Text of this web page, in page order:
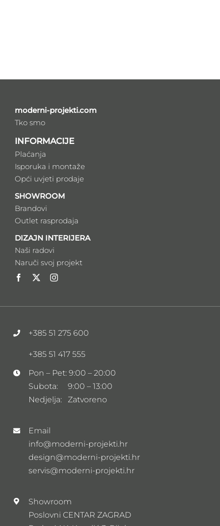
moderni-projekti.com
Tko smo
INFORMACIJE
Plaćanja
Isporuka i montaže
Opći uvjeti prodaje
SHOWROOM
Brandovi
Outlet rasprodaja
DIZAJN INTERIJERA
Naši radovi
Naruči svoj projekt
+385 51 275 600
+385 51 417 555
Pon – Pet: 9:00 – 20:00
Subota: 9:00 – 13:00
Nedjelja: Zatvoreno
Email
info@moderni-projekti.hr
design@moderni-projekti.hr
servis@moderni-projekti.hr
Showroom
Poslovni CENTAR ZAGRAD